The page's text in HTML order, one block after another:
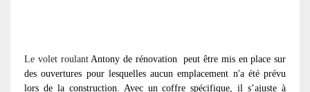
Le volet roulantAntony de rénovation
peut être mis en place sur
des ouvertures pour lesquelles aucun emplacement n'a été prévu
lors de la construction. Avec un coffre spécifique, il s’ajuste à